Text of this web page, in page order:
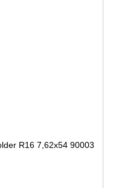
R16 7,62x54 90003